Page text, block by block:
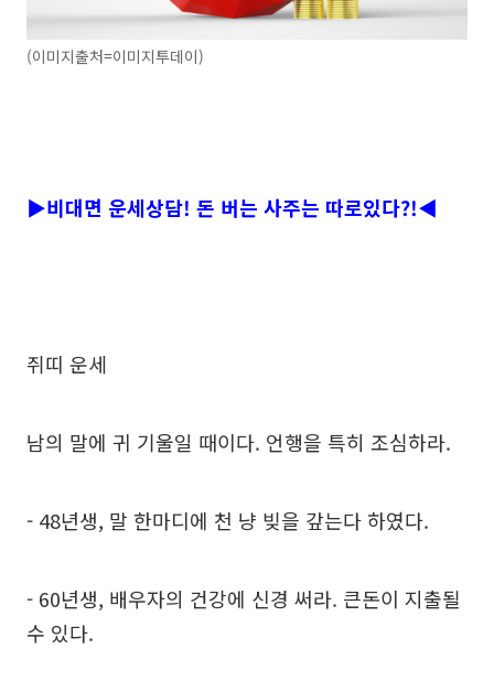
(이미지출처=이미지투데이)
▶비대면 운세상담! 돈 버는 사주는 따로있다?!◀
쥐띠 운세
남의 말에 귀 기울일 때이다. 언행을 특히 조심하라.
- 48년생, 말 한마디에 천 냥 빚을 갚는다 하였다.
- 60년생, 배우자의 건강에 신경 써라. 큰돈이 지출될
수 있다.